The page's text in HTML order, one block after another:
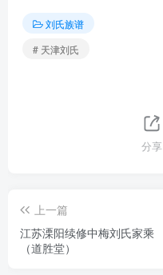
刘氏族谱
# 天津刘氏
分享
上一篇
江苏溧阳续修中梅刘氏家乘
（道胜堂）